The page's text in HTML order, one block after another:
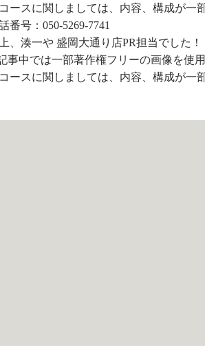
ースに関しましては、内容、構成が一
番号：050-5269-7741
、湊一や 盛岡大通り店PR担当でした！
事中では一部著作権フリーの画像を使
ースに関しましては、内容、構成が一